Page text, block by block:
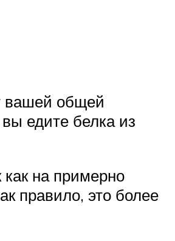
вашей общей
едите белка из
на примерно
правило, это более